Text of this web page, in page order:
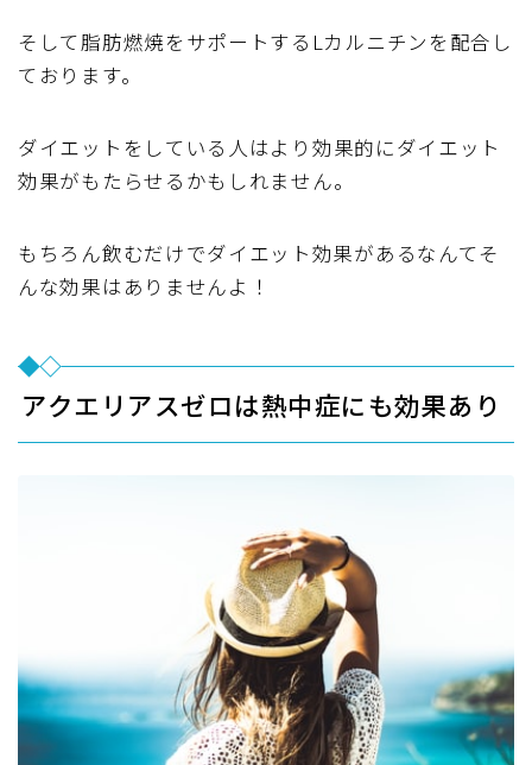
そして脂肪燃焼をサポートするLカルニチンを配合し
ております。
ダイエットをしている人はより効果的にダイエット
効果がもたらせるかもしれません。
もちろん飲むだけでダイエット効果があるなんてそ
んな効果はありませんよ！
アクエリアスゼロは熱中症にも効果あり